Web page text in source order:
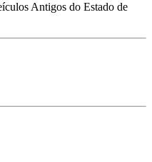
Antigos do Estado de